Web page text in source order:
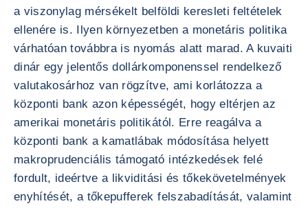
a viszonylag mérsékelt belföldi keresleti feltételek
ellenére is. Ilyen környezetben a monetáris politika
várhatóan továbbra is nyomás alatt marad. A kuvaiti
dinár egy jelentős dollárkomponenssel rendelkező
valutakosárhoz van rögzítve, ami korlátozza a
központi bank azon képességét, hogy eltérjen az
amerikai monetáris politikától. Erre reagálva a
központi bank a kamatlábak módosítása helyett
makroprudenciális támogató intézkedések felé
fordult, ideértve a likviditási és tőkekövetelmények
enyhítését, a tőkepufferek felszabadítását, valamint